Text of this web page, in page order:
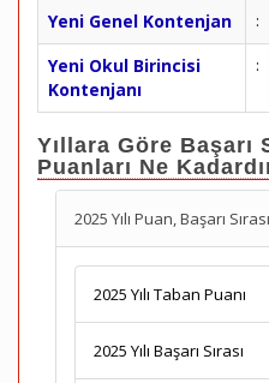
Yeni Genel Kontenjan :
Yeni Okul Birincisi
Kontenjanı
:
Yıllara Göre Başarı
Puanları Ne
2025 Yılı Puan, Başarı Sırası
2025 Yılı Taban Puanı
2025 Yılı Başarı Sırası